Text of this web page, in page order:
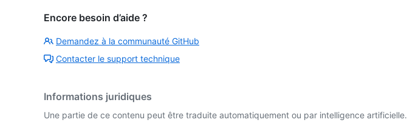
Encore besoin d’aide ?
Demandez à la communauté GitHub
Contacter le support technique
Informations juridiques
Une partie de ce contenu peut être traduite automatiquement ou par intelligence artificielle.